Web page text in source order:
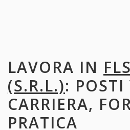
LAVORA IN
(S.R.L.):
CARRIERA,
PRATICA